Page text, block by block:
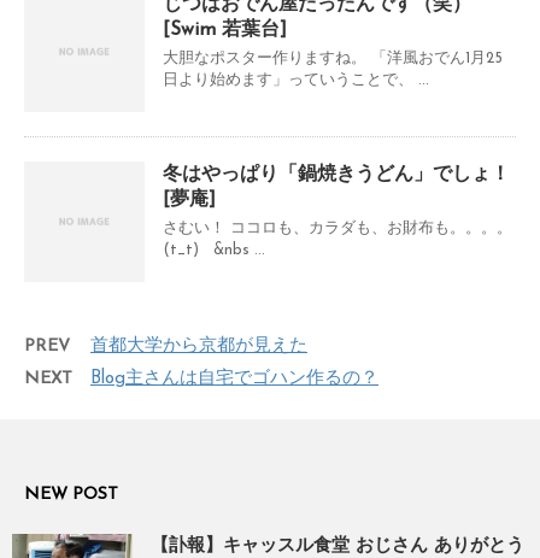
じつはおでん屋だったんです（笑）
[Swim 若葉台]
大胆なポスター作りますね。 「洋風おでん1月25
日より始めます」っていうことで、 ...
冬はやっぱり「鍋焼きうどん」でしょ！
[夢庵]
さむい！ ココロも、カラダも、お財布も。。。。
(t_t) &nbs ...
PREV
首都大学から京都が見えた
NEXT
Blog主さんは自宅でゴハン作るの？
NEW POST
【訃報】キャッスル食堂 おじさん ありがとう